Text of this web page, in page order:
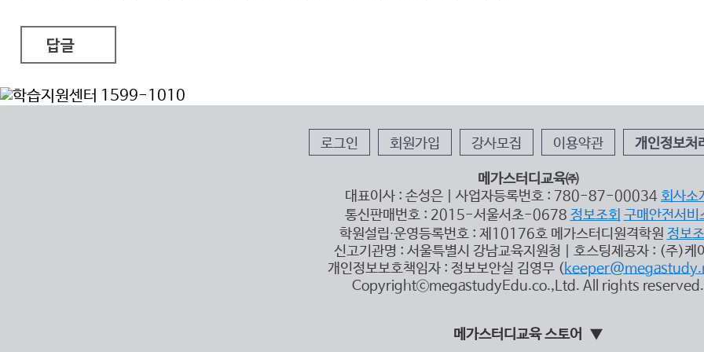
답글
로그인 회원가입 강사모집 이용약관 개인정보처
메가스터디교육㈜
대표이사 : 손성은 | 사업자등록번호 : 780-87-00034 회사소
통신판매번호 : 2015-서울서초-0678 정보조회 구매안전서비
학원설립∙운영등록번호 : 제10176호 메가스터디원격학원 정보
신고기관명 : 서울특별시 강남교육지원청 | 호스팅제공자 : (주)케
개인정보보호책임자 : 정보보안실 김영무 (
CopyrightⓒmegastudyEdu.co.,Ltd. All rights reserved.
메가스터디교육 스토어